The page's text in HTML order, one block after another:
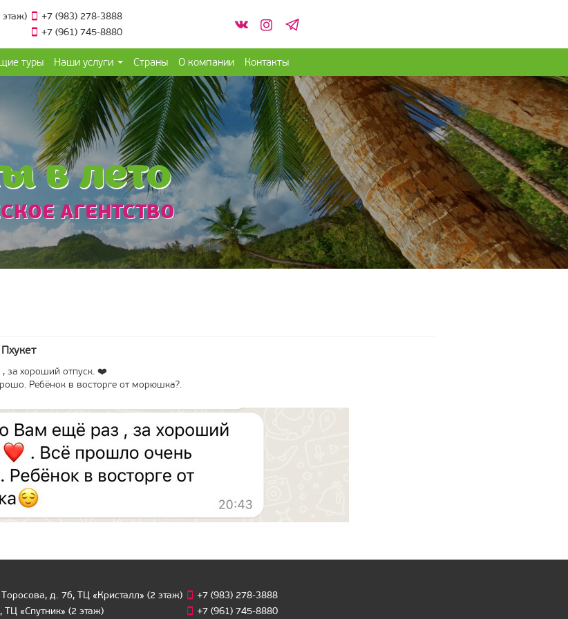
этаж)
+7 (983) 278-3888
+7 (961) 745-8880
туры Наши услуги Страны О компании Контакты
в лето
АГЕНТСТВО
за хороший отпуск. ❤️
Ребёнок в восторге от морюшка?.
д. 7б, ТЦ «Кристалл» (2 этаж)
+7 (983) 278-3888
ТЦ «Спутник» (2 этаж)
+7 (961) 745-8880